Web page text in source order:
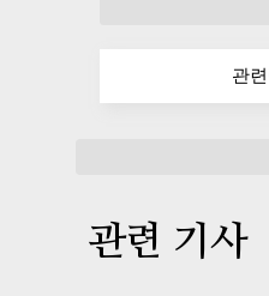
관
관련 기사